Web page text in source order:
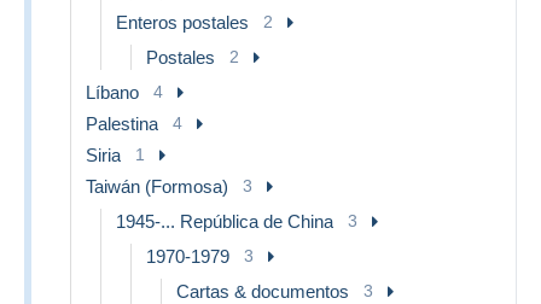
Enteros postales 2
Postales 2
Líbano 4
Palestina 4
Siria 1
Taiwán (Formosa) 3
1945-... República de China 3
1970-1979 3
Cartas & documentos 3